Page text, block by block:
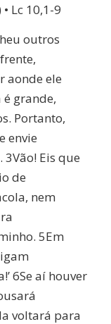
Lc 10,1-9
outros
aonde ele
é grande,
Portanto,
envie
Eis que
de
nem
5Em
6Se aí houver
voltará para